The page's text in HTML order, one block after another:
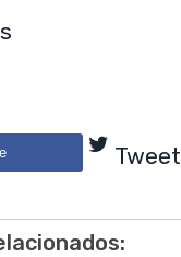
Tweet